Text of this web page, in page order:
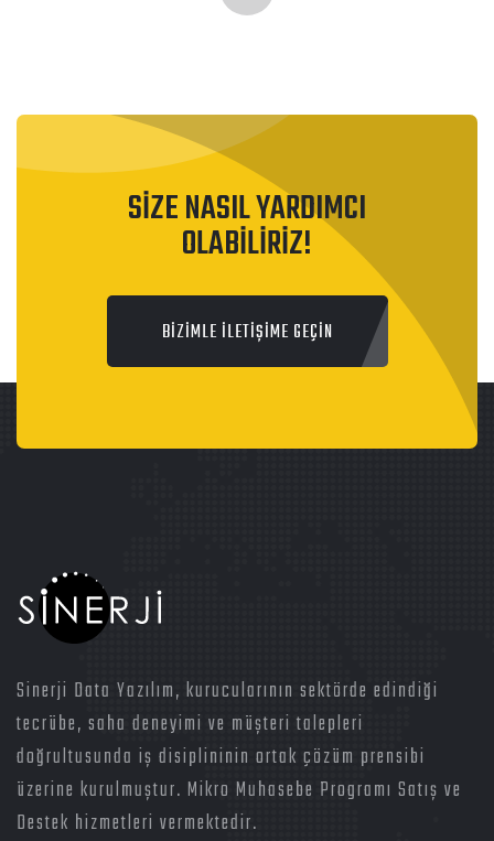
SİZE NASIL YARDIMCI
OLABİLİRİZ!
BİZİMLE İLETİŞİME GEÇİN
Sinerji Data Yazılım, kurucularının sektörde edindiği
tecrübe, saha deneyimi ve müşteri talepleri
doğrultusunda iş disiplininin ortak çözüm prensibi
üzerine kurulmuştur. Mikro Muhasebe Programı Satış ve
Destek hizmetleri vermektedir.